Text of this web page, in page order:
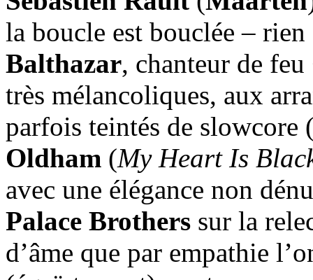
la boucle est bouclée –
Balthazar, chanteur de feu
très mélancoliques, aux
parfois teintés de slowcore
Oldham (My Heart Is
avec une élégance non
Palace Brothers sur la
d’âme que par empathie